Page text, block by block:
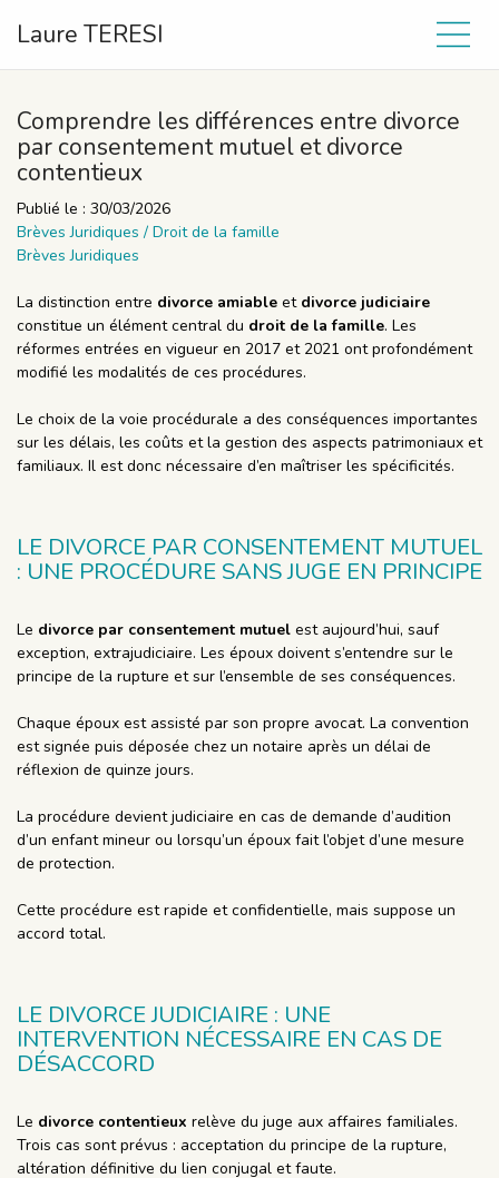
Laure TERESI
Comprendre les différences entre divorce
par consentement mutuel et divorce
contentieux
Publié le : 30/03/2026
Brèves Juridiques / Droit de la famille
Brèves Juridiques
La distinction entre divorce amiable et divorce judiciaire
constitue un élément central du droit de la famille. Les
réformes entrées en vigueur en 2017 et 2021 ont profondément
modifié les modalités de ces procédures.
Le choix de la voie procédurale a des conséquences importantes
sur les délais, les coûts et la gestion des aspects patrimoniaux et
familiaux. Il est donc nécessaire d’en maîtriser les spécificités.
LE DIVORCE PAR CONSENTEMENT MUTUEL
: UNE PROCÉDURE SANS JUGE EN PRINCIPE
Le divorce par consentement mutuel est aujourd’hui, sauf
exception, extrajudiciaire. Les époux doivent s’entendre sur le
principe de la rupture et sur l’ensemble de ses conséquences.
Chaque époux est assisté par son propre avocat. La convention
est signée puis déposée chez un notaire après un délai de
réflexion de quinze jours.
La procédure devient judiciaire en cas de demande d’audition
d’un enfant mineur ou lorsqu’un époux fait l’objet d’une mesure
de protection.
Cette procédure est rapide et confidentielle, mais suppose un
accord total.
LE DIVORCE JUDICIAIRE : UNE
INTERVENTION NÉCESSAIRE EN CAS DE
DÉSACCORD
Le divorce contentieux relève du juge aux affaires familiales.
Trois cas sont prévus : acceptation du principe de la rupture,
altération définitive du lien conjugal et faute.